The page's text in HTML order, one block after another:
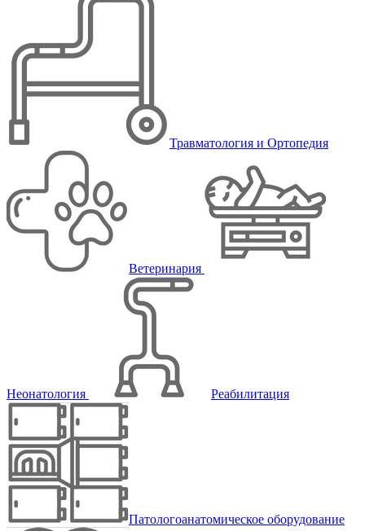
Травматология и Ортопедия
Ветеринария
Неонатология Реабилитация
Патологоанатомическое оборудование